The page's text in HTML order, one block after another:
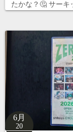
たかな？🤔 サー
6月
20